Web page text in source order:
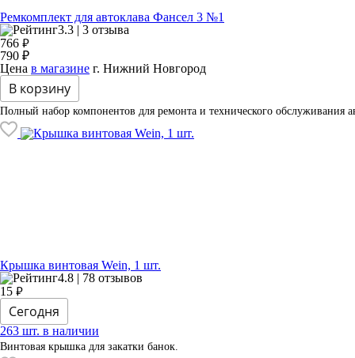
Ремкомплект для автоклава Фансел 3 №1
3.3 | 3 отзыва
766 ₽
790 ₽
Цена в магазине г. Нижний Новгород
В корзину
Полный набор компонентов для ремонта и технического обслуживания
Крышка винтовая Wein, 1 шт.
4.8 | 78 отзывов
15 ₽
Сегодня
263 шт. в наличии
Винтовая крышка для закатки банок.